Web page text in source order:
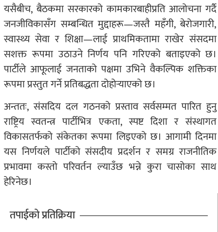
यसैबीच, बैठकमा सरकारको कामकारबाहीप्रति आलोचना गर्दै
जनजीविकासँग सम्बन्धित मुद्दाहरू—जस्तै महँगी, बेरोजगारी,
स्वास्थ्य सेवा र शिक्षा—लाई प्राथमिकतामा राखेर संसदमा
सशक्त रूपमा उठाउने निर्णय पनि गरिएको बताइएको छ।
पार्टीले आफूलाई जनताको पक्षमा उभिने वैकल्पिक शक्तिका
रूपमा प्रस्तुत गर्ने प्रतिबद्धता दोहोर्‍याएको छ।
अन्ततः, संसदिय दल गठनको प्रस्ताव सर्वसम्मत पारित हुनु
राष्ट्रिय स्वतन्त्र पार्टीभित्र एकता, स्पष्ट दिशा र संस्थागत
विकासतर्फको संकेतका रूपमा लिइएको छ। आगामी दिनमा
यस निर्णयले पार्टीको संसदीय प्रदर्शन र समग्र राजनीतिक
प्रभावमा कस्तो परिवर्तन ल्याउँछ भन्ने कुरा चासोका साथ
हेरिनेछ।
तपाईको प्रतिक्रिया